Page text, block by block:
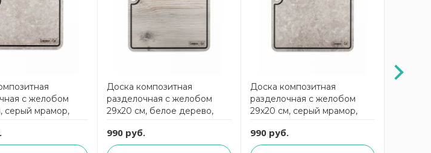
с желобом
серый мрамор,
Доска композитная
разделочная с желобом
29x20 см, белое дерево,
990 руб.
Доска композитная
разделочная с желобом
29x20 см, серый мрамор,
990 руб.